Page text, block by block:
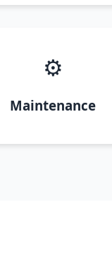
⚙️
Maintenance